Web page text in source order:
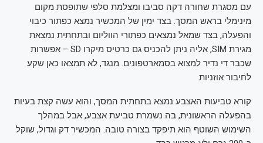
עם מסגרת שחורה דקה סביבו ומצלמת סלפי שתופסת מקום
מינימלי בראש המסך. בצד ימין של המכשיר נמצא כפתור כיבוי
והפעלה, בצד שמאל נמצאים כפתורי הווליום ובתחתית נמצאת
מגירת SIM, אליה ניתן להכניס גם כרטיס מיקרו SD – אפשרות
שכבר די נדיר למצוא בסמארטפונים. מנגד, לא תמצאו כאן שקע
לחיבור אוזניות.
קורא טביעות האצבע נמצא בתחתית המסך, והוא עשה קצת בעיות
בהפעלה הראשונית, בה נשמרת טביעת אצבע, אבל במהלך
השימוש השוטף הוא תיפקד בצורה טובה. המכשיר דק וגדול, שוקל